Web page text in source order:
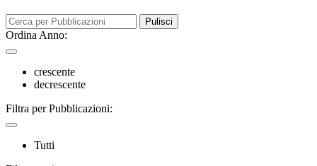
Pulisci
Ordina Anno:
crescente
decrescente
Filtra per Pubblicazioni:
Tutti